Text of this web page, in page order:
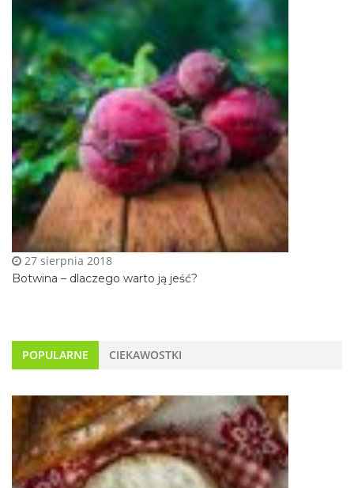
Botwina – dlaczego warto ją jeść?
27 sierpnia 2018
POPULARNE CIEKAWOSTKI